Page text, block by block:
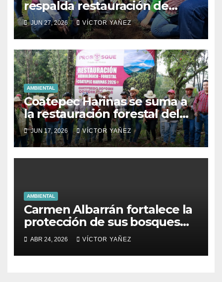
respalda restauración de
áreas naturales en Villa del
Carbón
JUN 27, 2026 VÍCTOR YAÑEZ
AMBIENTAL
Coatepec Harinas se suma a
la restauración forestal del
Estado de México.
JUN 17, 2026 VÍCTOR YAÑEZ
AMBIENTAL
Carmen Albarrán fortalece la
protección de sus bosques
con brigadas de saneamiento
forestal
ABR 24, 2026 VÍCTOR YAÑEZ